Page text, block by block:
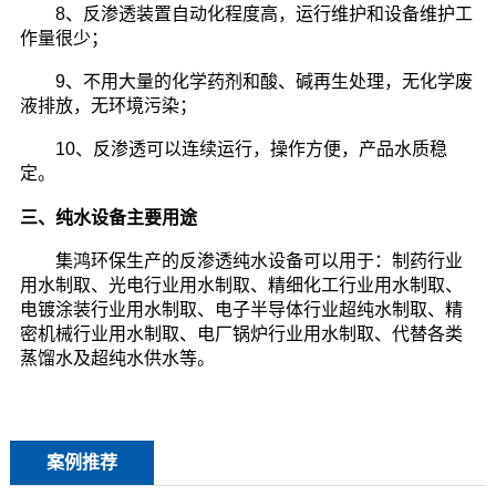
8、反渗透装置自动化程度高，运行维护和设备维护工
作量很少；
9、不用大量的化学药剂和酸、碱再生处理，无化学废
液排放，无环境污染；
10、反渗透可以连续运行，操作方便，产品水质稳
定。
三、纯水设备主要用途
集鸿环保生产的反渗透纯水设备可以用于：制药行业
用水制取、光电行业用水制取、精细化工行业用水制取、
电镀涂装行业用水制取、电子半导体行业超纯水制取、精
密机械行业用水制取、电厂锅炉行业用水制取、代替各类
蒸馏水及超纯水供水等。
案例推荐